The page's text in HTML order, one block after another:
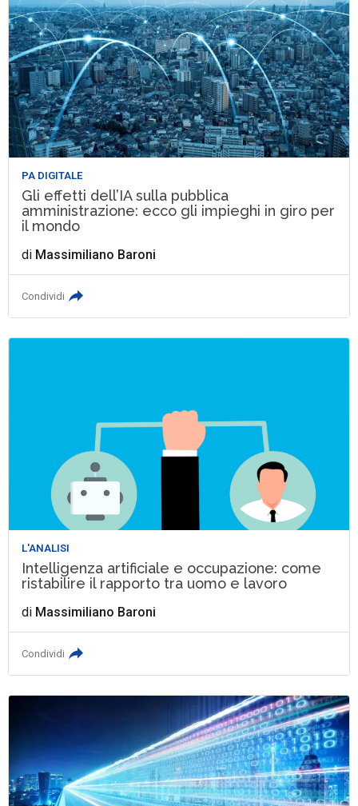
PA DIGITALE
Gli effetti dell’IA sulla pubblica
amministrazione: ecco gli impieghi in giro per
il mondo
di Massimiliano Baroni
Condividi
L'ANALISI
Intelligenza artificiale e occupazione: come
ristabilire il rapporto tra uomo e lavoro
di Massimiliano Baroni
Condividi